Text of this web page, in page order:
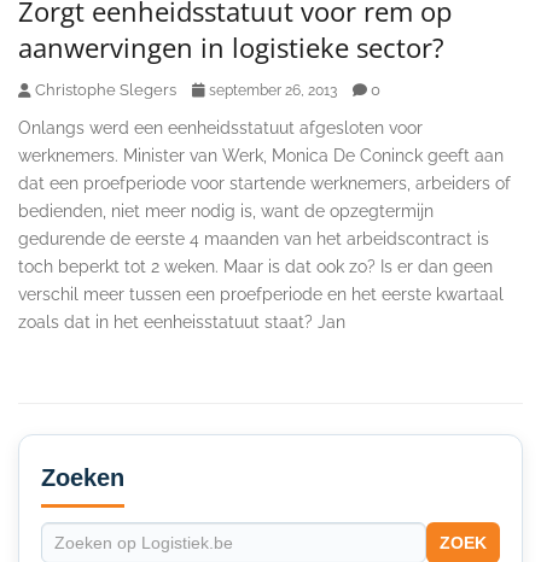
Zorgt eenheidsstatuut voor rem op
aanwervingen in logistieke sector?
Christophe Slegers september 26, 2013 0
Onlangs werd een eenheidsstatuut afgesloten voor
werknemers. Minister van Werk, Monica De Coninck geeft aan
dat een proefperiode voor startende werknemers, arbeiders of
bedienden, niet meer nodig is, want de opzegtermijn
gedurende de eerste 4 maanden van het arbeidscontract is
toch beperkt tot 2 weken. Maar is dat ook zo? Is er dan geen
verschil meer tussen een proefperiode en het eerste kwartaal
zoals dat in het eenheisstatuut staat? Jan
Secondary
Sidebar
Zoeken
ZOEK